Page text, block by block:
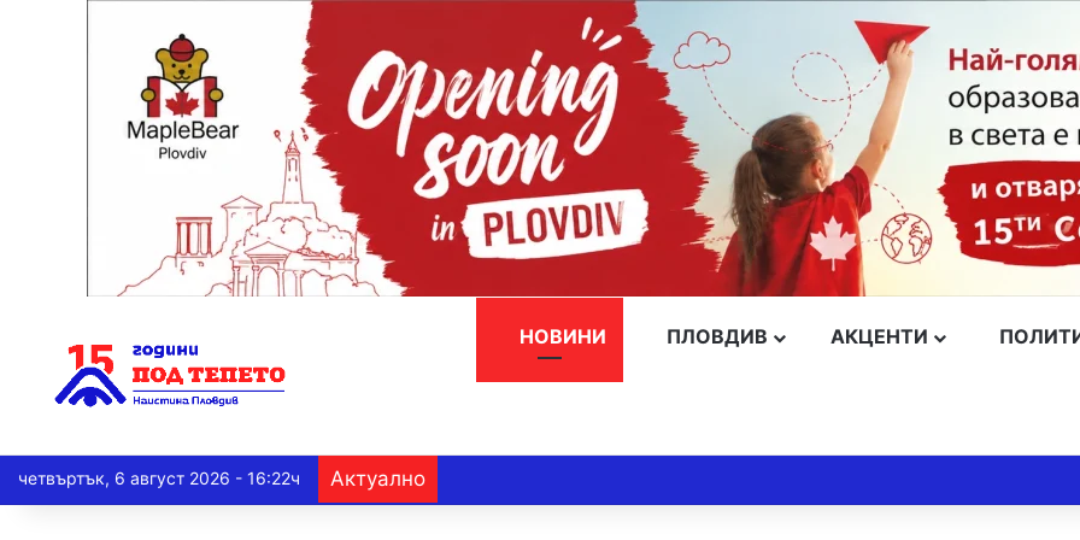
НОВИНИ ПЛОВДИВ АКЦЕНТИ
четвъртък, 6 август 2026 - 16:22ч Актуално